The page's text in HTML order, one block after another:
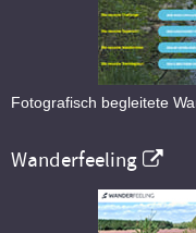
Fotografisch begleitete
Wanderfeeling